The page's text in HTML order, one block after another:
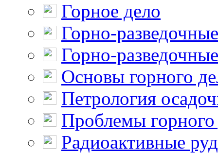
Горное дело
Горно-
Горно-
Основы горного
Петрология
Проблемы горного
Радиоактивные